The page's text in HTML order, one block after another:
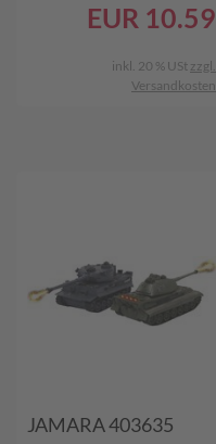
EUR 10.59
inkl. 20 % USt zzgl.
Versandkosten
JAMARA 403635